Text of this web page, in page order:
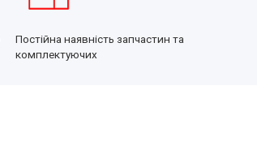
Постійна наявність запчастин та
комплектуючих